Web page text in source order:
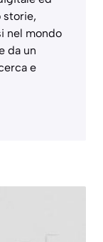
storie,
nel mondo
da un
e